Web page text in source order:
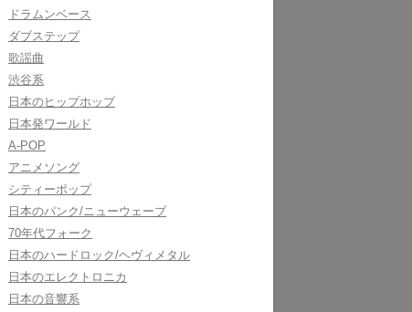
ドラムンベース
ダブステップ
歌謡曲
渋谷系
日本のヒップホップ
日本発ワールド
A-POP
アニメソング
シティーポップ
日本のパンク/ニューウェーブ
70年代フォーク
日本のハードロック/ヘヴィメタル
日本のエレクトロニカ
日本の音響系